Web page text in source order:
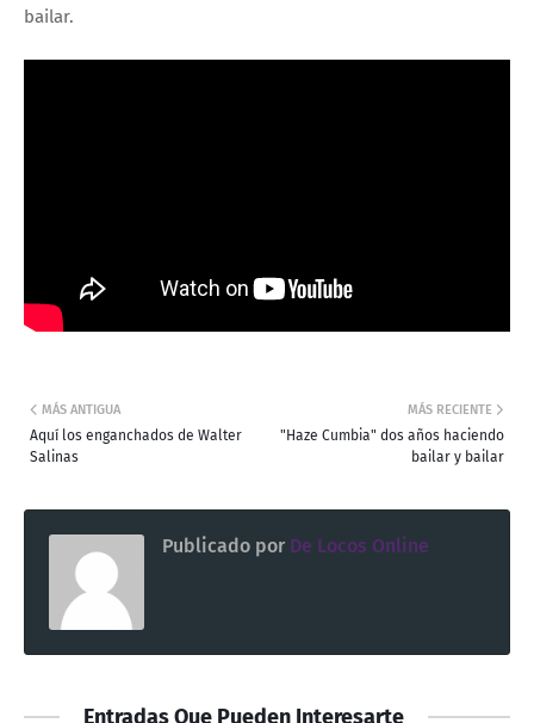
bailar.
MÁS RECIENTE
"Haze Cumbia" dos años haciendo
bailar y bailar
MÁS ANTIGUA
Aquí los enganchados de Walter
Salinas
Publicado por De Locos Online
Entradas Que Pueden Interesarte